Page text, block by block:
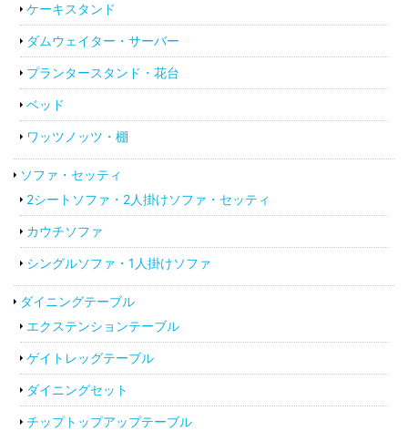
ケーキスタンド
ダムウェイター・サーバー
プランタースタンド・花台
ベッド
ワッツノッツ・棚
ソファ・セッティ
2シートソファ・2人掛けソファ・セッティ
カウチソファ
シングルソファ・1人掛けソファ
ダイニングテーブル
エクステンションテーブル
ゲイトレッグテーブル
ダイニングセット
チップトップアップテーブル